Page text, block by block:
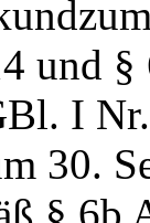
6b
I